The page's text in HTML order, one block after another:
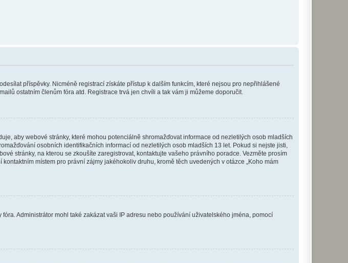
příspěvky. Nicméně registrací získáte přístup k dalším funkcím, které nejsou pro nepřihlášené
ostatním členům fóra atd. Registrace trvá jen chvíli a tak vám ji můžeme doporučit.
aby webové stránky, které mohou potenciálně shromažďovat informace od nezletilých osob mladších
osobních identifikačních informací od nezletilých osob mladších 13 let. Pokud si nejste jisti,
stránky, na kterou se zkoušíte zaregistrovat, kontaktujte vašeho právního poradce. Vezměte prosím
místem pro právní zájmy jakéhokoliv druhu, kromě těch uvedených v otázce „Koho mám
Administrátor mohl také zakázat vaši IP adresu nebo používání uživatelského jména, pomocí